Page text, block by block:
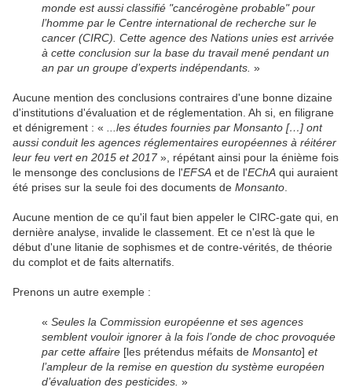
monde est aussi classifié "cancérogène probable" pour
l’homme par le Centre international de recherche sur le
cancer (CIRC). Cette agence des Nations unies est arrivée
à cette conclusion sur la base du travail mené pendant un
an par un groupe d’experts indépendants.»
Aucune mention des conclusions contraires d'une bonne dizaine
d'institutions d'évaluation et de réglementation. Ah si, en filigrane
et dénigrement : «
...les études fournies par Monsanto […] ont
aussi conduit les agences réglementaires européennes à réitérer
leur feu vert en 2015 et 2017», répétant ainsi pour la énième fois
le mensonge des conclusions de l'EFSA et de l'EChA qui auraient
été prises sur la seule foi des documents de Monsanto
Aucune mention de ce qu'il faut bien appeler le CIRC-gate qui, en
dernière analyse, invalide le classement. Et ce n'est là que le
début d'une litanie de sophismes et de contre-vérités, de théorie
du complot et de faits alternatifs.
Prenons un autre exemple :
«Seules la Commission européenne et ses agences
semblent vouloir ignorer à la fois l’onde de choc provoquée
par cette affaire [les prétendus méfaits deMonsanto] et
l’ampleur de la remise en question du système européen
d’évaluation des pesticides.»